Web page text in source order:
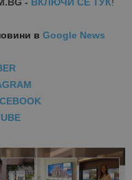
- ВКЛЮЧИ СЕ ТУК!
в Google News